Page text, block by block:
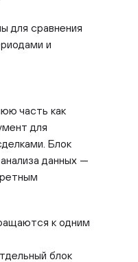
к одним
блок
часть как
для
Блок
данных —
для сравнения
и